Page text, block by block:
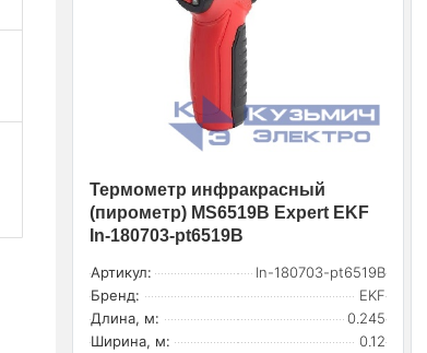
Термометр инфракрасный
(пирометр) MS6519B Expert EKF
In-180703-pt6519B
Артикул:
In-180703-pt6519B
Бренд:
EKF
Длина, м:
0.245
Ширина, м:
0.12